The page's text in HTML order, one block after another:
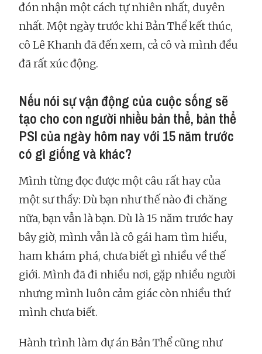
đón nhận một cách tự nhiên nhất, duyên
nhất. Một ngày trước khi Bản Thể kết thúc,
cô Lê Khanh đã đến xem, cả cô và mình đều
đã rất xúc động.
Nếu nói sự vận động của cuộc sống sẽ
tạo cho con người nhiều bản thể, bản thể
PSI của ngày hôm nay với 15 năm trước
có gì giống và khác?
Mình từng đọc được một câu rất hay của
một sư thầy: Dù bạn như thế nào đi chăng
nữa, bạn vẫn là bạn. Dù là 15 năm trước hay
bây giờ, mình vẫn là cô gái ham tìm hiểu,
ham khám phá, chưa biết gì nhiều về thế
giới. Mình đã đi nhiều nơi, gặp nhiều người
nhưng mình luôn cảm giác còn nhiều thứ
mình chưa biết.
Hành trình làm dự án Bản Thể cũng như